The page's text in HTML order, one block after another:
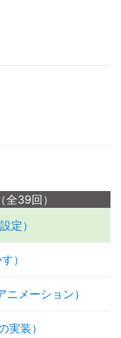
39回）
定）
）
メーション）
実装）